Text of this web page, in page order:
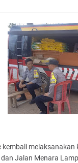
Jalan Menara